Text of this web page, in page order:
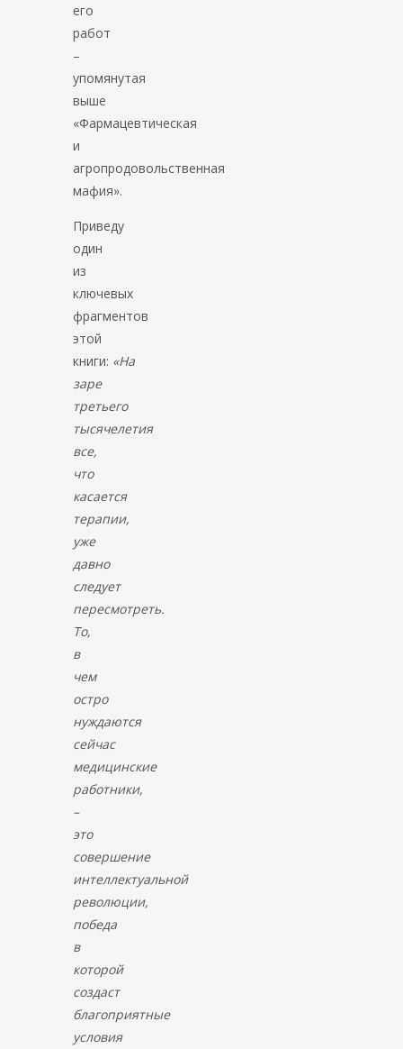
его
работ
–
упомянутая
выше
«Фармацевтическая
и
агропродовольственная
мафия».
Приведу
один
из
ключевых
фрагментов
этой
книги: «На
заре
третьего
тысячелетия
все,
что
касается
терапии,
уже
давно
следует
пересмотреть.
То,
в
чем
остро
нуждаются
сейчас
медицинские
работники,
–
это
совершение
интеллектуальной
революции,
победа
в
которой
создаст
благоприятные
условия